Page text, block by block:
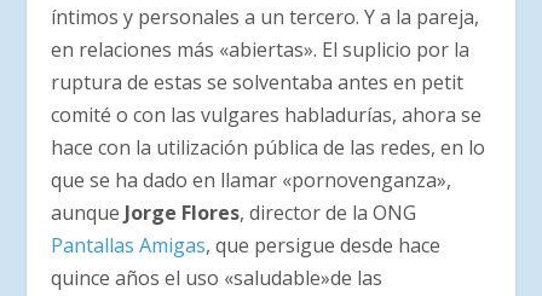
íntimos y personales a un tercero. Y a la pareja,
en relaciones más «abiertas». El suplicio por la
ruptura de estas se solventaba antes en petit
comité o con las vulgares habladurías, ahora se
hace con la utilización pública de las redes, en lo
que se ha dado en llamar «pornovenganza»,
aunque Jorge Flores, director de la ONG
Pantallas Amigas, que persigue desde hace
quince años el uso «saludable»de las